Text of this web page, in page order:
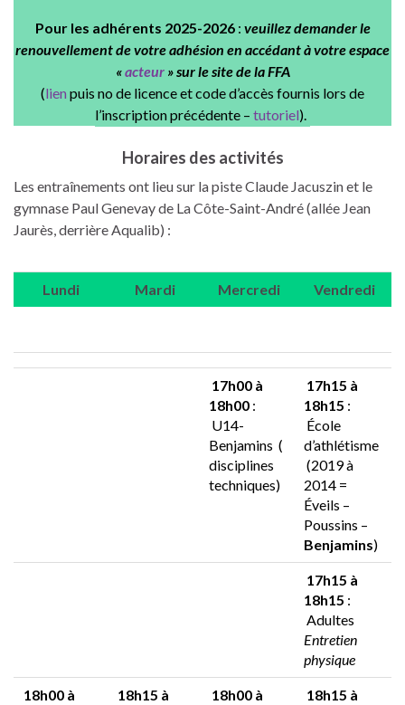
Pour les adhérents 2025-2026: veuillez demander le
renouvellement de votre adhésion en accédant à votre espace
«acteur» sur le site de la FFA
(lien puis no de licence et code d’accès fournis lors de
l’inscription précédente –tutoriel).
Horaires des activités
Les entraînements ont lieu sur la piste Claude Jacuszin et le
gymnase Paul Genevay de La Côte-Saint-André (allée Jean
Jaurès, derrière Aqualib) :
Lundi Mardi Mercredi Vendredi
17h00 à
18h00 :
U14-
Benjamins (
disciplines
techniques)
17h15 à
18h15 :
École
d’athlétisme
(2019 à
2014 =
Éveils –
Poussins –
Benjamins)
17h15 à
18h15 :
Adultes
Entretien
physique
18h00 à
18h15 à
18h00 à
18h15 à